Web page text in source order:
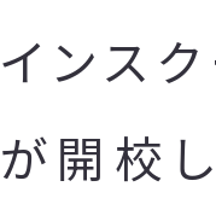
インス
が開校